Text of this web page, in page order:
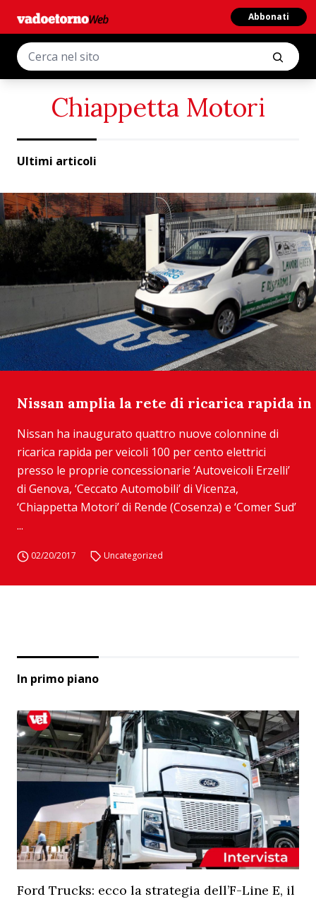
Abbonati
Chiappetta Motori
Ultimi articoli
Nissan amplia la rete di ricarica rapida
Nissan ha inaugurato quattro nuove colonnine di
ricarica rapida per veicoli 100 per cento elettrici
presso le proprie concessionarie ‘Autoveicoli Erzelli’
di Genova, ‘Ceccato Automobili’ di Vicenza,
‘Chiappetta Motori’ di Rende (Cosenza) e ‘Comer Sud’
...
02/20/2017 Uncategorized
In primo piano
Ford Trucks: ecco la strategia dell’F-Line E, il